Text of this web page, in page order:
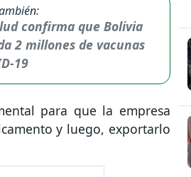
confirma que Bolivia
2 millones de vacunas
19
para que la empresa
y luego, exportarlo